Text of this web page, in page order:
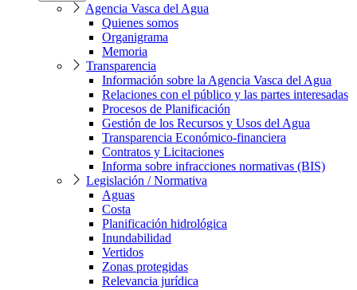
Agencia Vasca del Agua
Quienes somos
Organigrama
Memoria
Transparencia
Información sobre la Agencia Vasca del Agua
Relaciones con el público y las partes interesadas
Procesos de Planificación
Gestión de los Recursos y Usos del Agua
Transparencia Económico-financiera
Contratos y Licitaciones
Informa sobre infracciones normativas (BIS)
Legislación / Normativa
Aguas
Costa
Planificación hidrológica
Inundabilidad
Vertidos
Zonas protegidas
Relevancia jurídica